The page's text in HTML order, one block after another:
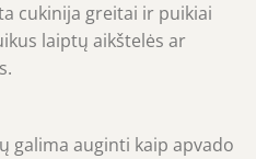
cukinija greitai ir puikiai
laiptų aikštelės ar
galima auginti kaip apvado